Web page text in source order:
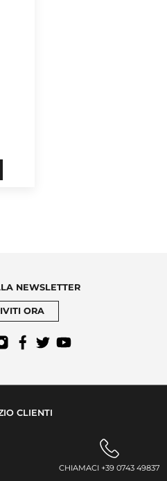
NEWSLETTER
ORA
CLIENTI
CHIAMACI +39 0743 49837